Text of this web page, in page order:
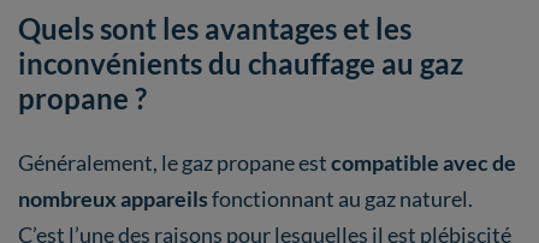
Quels sont les avantages et les
inconvénients du chauffage au gaz
propane ?
Généralement, le gaz propane estcompatible avec de
nombreux appareilsfonctionnant au gaz naturel.
C’est l’une des raisons pour lesquelles il est plébiscité